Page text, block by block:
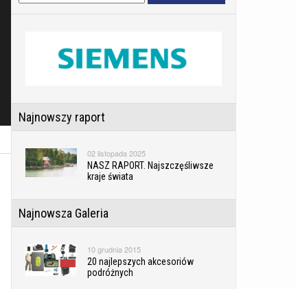
Najnowszy raport
02 listopada 2025
NASZ RAPORT. Najszczęśliwsze
kraje świata
Najnowsza Galeria
10 grudnia 2015
20 najlepszych akcesoriów
podróżnych